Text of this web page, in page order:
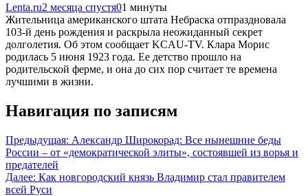
Lenta.ru2 месяца спустя01 минуты
Жительница американского штата Небраска отпраздновала
103-й день рождения и раскрыла неожиданный секрет
долголетия. Об этом сообщает KCAU-TV. Клара Морис
родилась 5 июня 1923 года. Ее детство прошло на
родительской ферме, и она до сих пор считает те времена
лучшими в жизни.
Навигация по записям
Предыдущая: Александр Широкорад: Все нынешние беды
России – от «демократической элиты», состоявшей из ворья и
предателей
Далее: Как новгородский князь Владимир стал правителем
всей Руси